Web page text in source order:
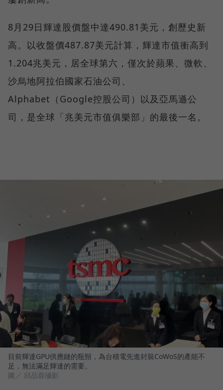
8月29日輝達股價盤中達490.81美元，創歷史新
高。以收盤價487.87美元計算，輝達市值衝高到
1.204兆美元，居全球第六，僅次於蘋果、微軟、
沙烏地阿拉伯國家石油公司、
Alphabet（Google控股公司）以及亞馬遜公
司，是全球「兆美元市值俱樂部」的最後一名。
目前輝達GPU供應鏈的瓶頸，為台積電先進封裝CoWoS的產能不
足，無法滿足輝達的需要。
圖／ 邱品蓉攝影